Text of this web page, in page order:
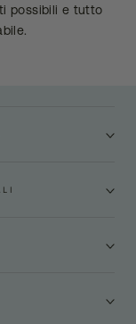
possibili e tutto